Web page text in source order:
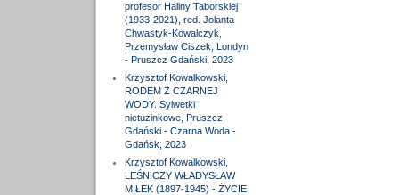
profesor Haliny Taborskiej
(1933-2021), red. Jolanta
Chwastyk-Kowalczyk,
Przemysław Ciszek, Londyn
- Pruszcz Gdański, 2023
Krzysztof Kowalkowski,
RODEM Z CZARNEJ
WODY. Sylwetki
nietuzinkowe, Pruszcz
Gdański - Czarna Woda -
Gdańsk, 2023
Krzysztof Kowalkowski,
LEŚNICZY WŁADYSŁAW
MIŁEK (1897-1945) - ŻYCIE